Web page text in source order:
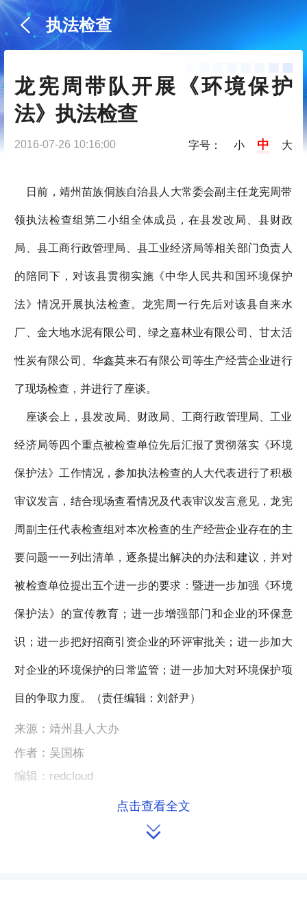
执法检查
龙宪周带队开展《环境保护
法》执法检查
2016-07-26 10:16:00 字号： 小 中 大
日前，靖州苗族侗族自治县人大常委会副主任龙宪周带
领执法检查组第二小组全体成员，在县发改局、县财政
局、县工商行政管理局、县工业经济局等相关部门负责人
的陪同下，对该县贯彻实施《中华人民共和国环境保护
法》情况开展执法检查。龙宪周一行先后对该县自来水
厂、金大地水泥有限公司、绿之嘉林业有限公司、甘太活
性炭有限公司、华鑫莫来石有限公司等生产经营企业进行
了现场检查，并进行了座谈。
座谈会上，县发改局、财政局、工商行政管理局、工业
经济局等四个重点被检查单位先后汇报了贯彻落实《环境
保护法》工作情况，参加执法检查的人大代表进行了积极
审议发言，结合现场查看情况及代表审议发言意见，龙宪
周副主任代表检查组对本次检查的生产经营企业存在的主
要问题一一列出清单，逐条提出解决的办法和建议，并对
被检查单位提出五个进一步的要求：暨进一步加强《环境
保护法》的宣传教育；进一步增强部门和企业的环保意
识；进一步把好招商引资企业的环评审批关；进一步加大
对企业的环境保护的日常监管；进一步加大对环境保护项
目的争取力度。（责任编辑：刘舒尹）
来源：靖州县人大办
作者：吴国栋
编辑：redcloud
点击查看全文
